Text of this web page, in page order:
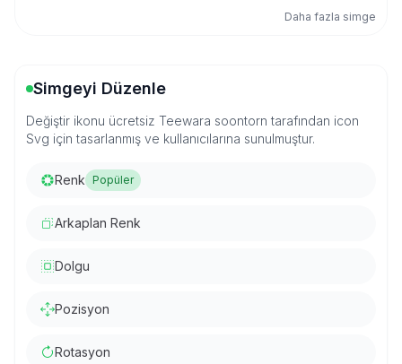
Daha fazla simge
Simgeyi Düzenle
Değiştir ikonu ücretsiz Teewara soontorn tarafından icon
Svg için tasarlanmış ve kullanıcılarına sunulmuştur.
Renk Popüler
Arkaplan Renk
Dolgu
Pozisyon
Rotasyon